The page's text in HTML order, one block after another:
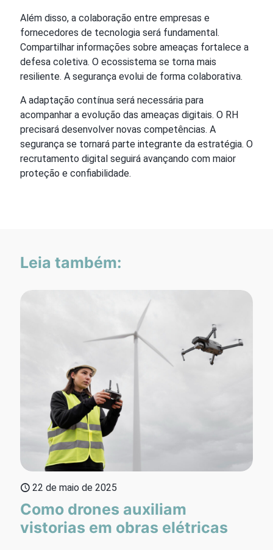
Além disso, a colaboração entre empresas e
fornecedores de tecnologia será fundamental.
Compartilhar informações sobre ameaças fortalece a
defesa coletiva. O ecossistema se torna mais
resiliente. A segurança evolui de forma colaborativa.
A adaptação contínua será necessária para
acompanhar a evolução das ameaças digitais. O RH
precisará desenvolver novas competências. A
segurança se tornará parte integrante da estratégia. O
recrutamento digital seguirá avançando com maior
proteção e confiabilidade.
Leia também:
22 de maio de 2025
Como drones auxiliam
vistorias em obras elétricas